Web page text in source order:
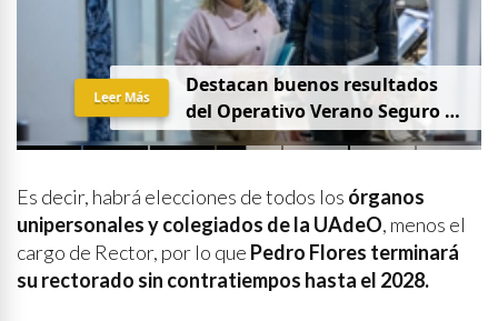
Destacan buenos resultados
del Operativo Verano Seguro en
mesa de Construcción de Paz,
Gobernadora Yeraldine Bonilla
Leer Más
Es decir, habrá elecciones de todos los órganos
unipersonales y colegiados de la UAdeO, menos el
cargo de Rector, por lo que Pedro Flores terminará
su rectorado sin contratiempos hasta el 2028.